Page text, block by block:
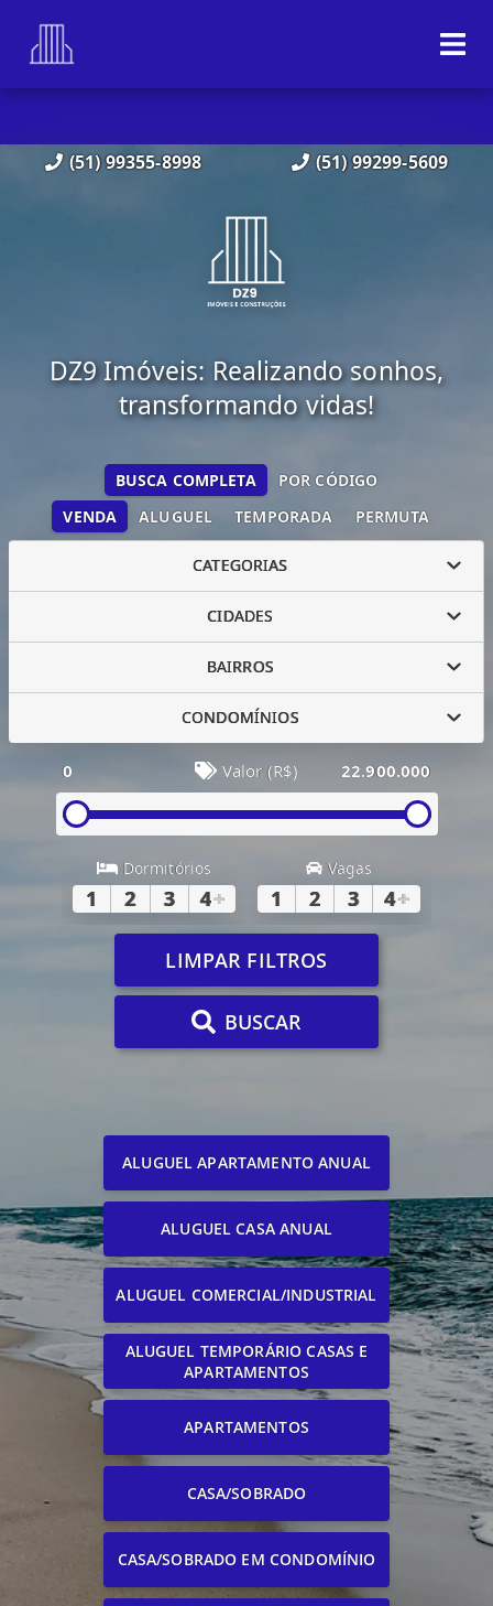
(51) 99355-8998 (51) 99299-5609
DZ9 Imóveis: Realizando sonhos,
transformando vidas!
VENDA ALUGUEL TEMPORADA PERMUTA
BUSCA COMPLETA POR CÓDIGO
CATEGORIAS
CIDADES
BAIRROS
CONDOMÍNIOS
0 Valor (R$) 22.900.000
Dormitórios
1 2 3 4+
Vagas
1 2 3 4+
LIMPAR FILTROS
BUSCAR
ALUGUEL APARTAMENTO ANUAL
ALUGUEL CASA ANUAL
ALUGUEL COMERCIAL/INDUSTRIAL
ALUGUEL TEMPORÁRIO CASAS E
APARTAMENTOS
APARTAMENTOS
CASA/SOBRADO
CASA/SOBRADO EM CONDOMÍNIO